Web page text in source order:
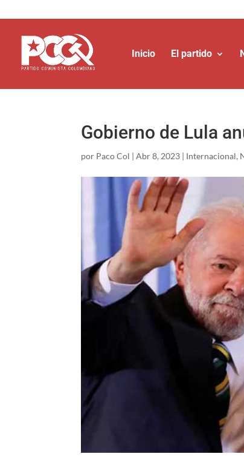
Inicio El partido
Gobierno de Lula
por Paco Col |Abr 8, 2023 | Internacional,